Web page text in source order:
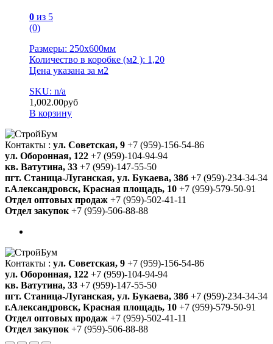
0 из 5
(0)
Размеры: 250х600мм
Количество в коробке (м2 ): 1,20
Цена указана за м2
SKU: n/a
1,002.00руб
В корзину
Контакты : ул. Советская, 9 +7 (959)-156-54-86
ул. Оборонная, 122 +7 (959)-104-94-94
кв. Ватутина, 33 +7 (959)-147-55-50
пгт. Станица-Луганская, ул. Букаева, 38б +7 (959)-234-34-34
г.Александровск, Красная площадь, 10 +7 (959)-579-50-91
Отдел оптовых продаж +7 (959)-502-41-11
Отдел закупок +7 (959)-506-88-88
Контакты : ул. Советская, 9 +7 (959)-156-54-86
ул. Оборонная, 122 +7 (959)-104-94-94
кв. Ватутина, 33 +7 (959)-147-55-50
пгт. Станица-Луганская, ул. Букаева, 38б +7 (959)-234-34-34
г.Александровск, Красная площадь, 10 +7 (959)-579-50-91
Отдел оптовых продаж +7 (959)-502-41-11
Отдел закупок +7 (959)-506-88-88